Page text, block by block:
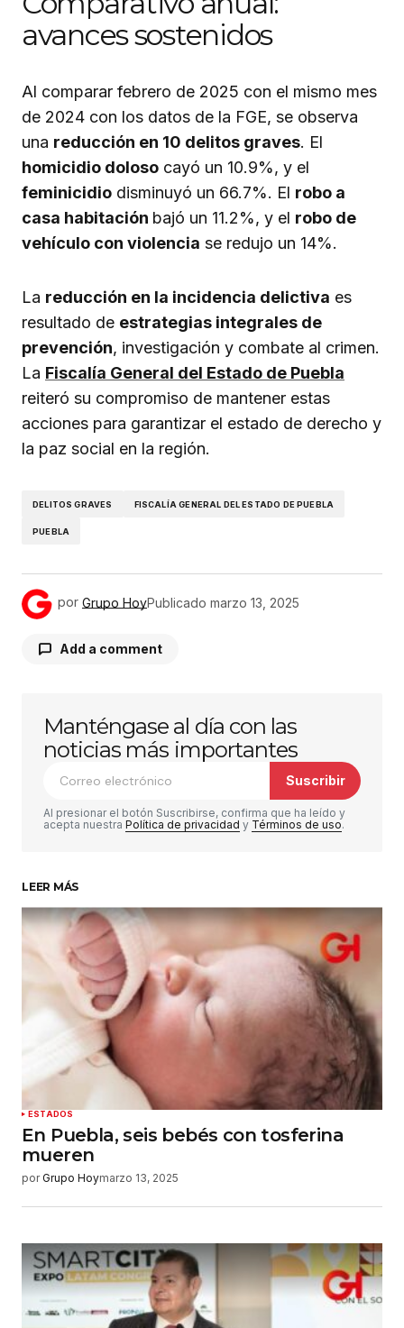
avances sostenidos
Al comparar febrero de 2025 con el mismo mes
de 2024 con los datos de la FGE, se observa
una reducción en 10 delitos graves. El
homicidio doloso cayó un 10.9%, y el
feminicidio disminuyó un 66.7%. El robo a
casa habitación bajó un 11.2%, y el robo de
vehículo con violencia se redujo un 14%.
La reducción en la incidencia delictiva es
resultado de estrategias integrales de
prevención, investigación y combate al crimen.
La Fiscalía General del Estado de Puebla
reiteró su compromiso de mantener estas
acciones para garantizar el estado de derecho y
la paz social en la región.
DELITOS GRAVES FISCALÍA GENERAL DEL ESTADO DE PUEBLA
PUEBLA
por Grupo HoyPublicado marzo 13, 2025
Add a comment
Tu dirección de correo electrónico no será
publicada. Los campos obligatorios están
marcados con*
Comentario*
Su nombre*
Tu correo electrónico*
Guardar mi nombre, correo electrónico y sitio
web en este navegador para la próxima vez que
haga un comentario.
Enviar comentario
Manténgase al día con las
noticias más importantes
Suscribir
Al presionar el botón Suscribirse, confirma que ha leído y
acepta nuestra Política de privacidad y Términos de uso.
LEER MÁS
ESTADOS
En Puebla, seis bebés con tosferina
mueren
por Grupo Hoymarzo 13, 2025